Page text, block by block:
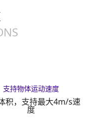
支持物体运动速度
积，支持最大4m/s速
度